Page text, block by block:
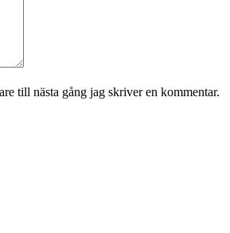
till nästa gång jag skriver en kommentar.